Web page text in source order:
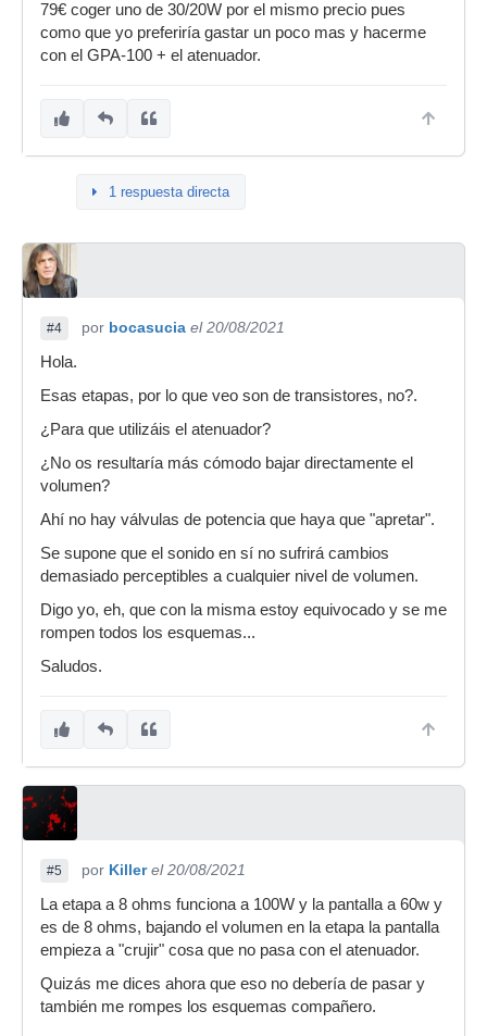
79€ coger uno de 30/20W por el mismo precio pues
como que yo preferiría gastar un poco mas y hacerme
con el GPA-100 + el atenuador.
1 respuesta directa
#4 por bocasucia el 20/08/2021
Hola.
Esas etapas, por lo que veo son de transistores, no?.
¿Para que utilizáis el atenuador?
¿No os resultaría más cómodo bajar directamente el
volumen?
Ahí no hay válvulas de potencia que haya que "apretar".
Se supone que el sonido en sí no sufrirá cambios
demasiado perceptibles a cualquier nivel de volumen.
Digo yo, eh, que con la misma estoy equivocado y se me
rompen todos los esquemas...
Saludos.
#5 por Killer el 20/08/2021
La etapa a 8 ohms funciona a 100W y la pantalla a 60w y
es de 8 ohms, bajando el volumen en la etapa la pantalla
empieza a "crujir" cosa que no pasa con el atenuador.
Quizás me dices ahora que eso no debería de pasar y
también me rompes los esquemas compañero.